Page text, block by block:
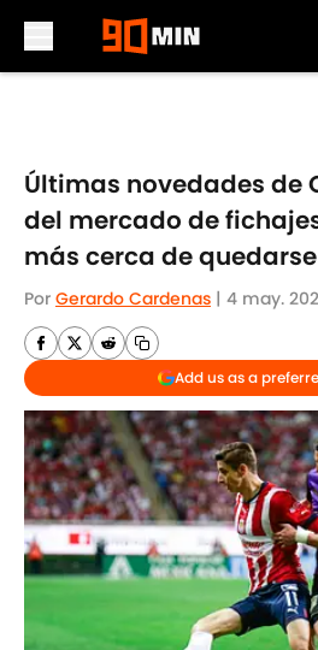
Últimas novedades de
del mercado de
más cerca de quedarse
Por Gerardo Cardenas | 4 may.
Add us as a